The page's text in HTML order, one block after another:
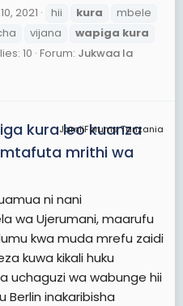
2021 hii kura
mbele
vijana wapiga kura
10 Forum: Jukwaa la
JamiiForums Tanzania
kura leo kuanza
mrithi wa
ni nani
wa Ujerumani, maarufu
kwa muda mrefu zaidi
kuwa kikali huku
uchaguzi wa wabunge hii
Berlin inakaribisha